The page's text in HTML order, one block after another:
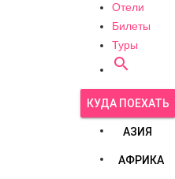
Отели
Билеты
Туры

КУДА ПОЕХАТЬ
АЗИЯ
АФРИКА